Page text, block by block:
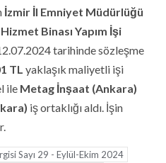
İzmir İl Emniyet Müdürlüğü
Binası Yapım İşi
tarihinde sözleşme
TL yaklaşık maliyetli işi
ile Metag İnşaat (Ankara)
iş ortaklığı aldı. İşin
Sayı 29 - Eylül-Ekim 2024